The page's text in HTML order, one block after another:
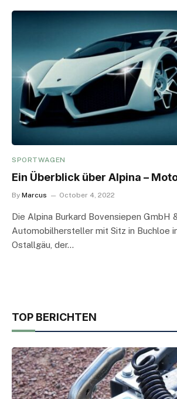
SPORTWAGEN
Ein Überblick über Alpina –
By Marcus October 4, 2022
Die Alpina Burkard Bovensiepen GmbH
Automobilhersteller mit Sitz in Buchloe
Ostallgäu, der…
TOP BERICHTEN